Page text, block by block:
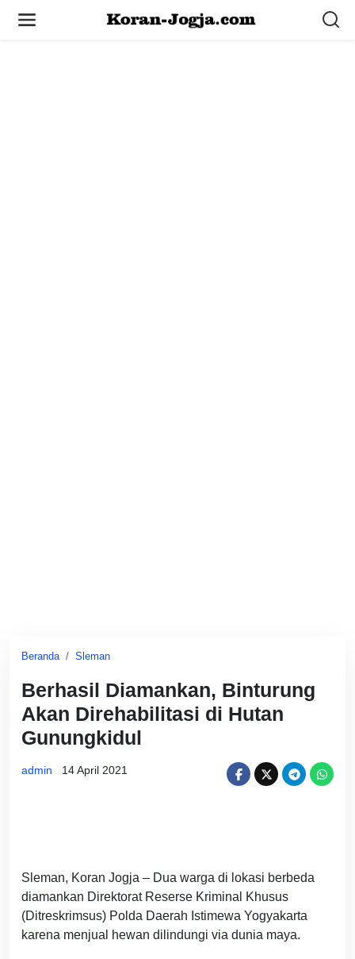
Beranda Sleman
Berhasil Diamankan, Binturung
Akan Direhabilitasi di Hutan
Gunungkidul
admin 14 April 2021
Sleman, Koran Jogja – Dua warga di lokasi berbeda
diamankan Direktorat Reserse Kriminal Khusus
(Ditreskrimsus) Polda Daerah Istimewa Yogyakarta
karena menjual hewan dilindungi via dunia maya.